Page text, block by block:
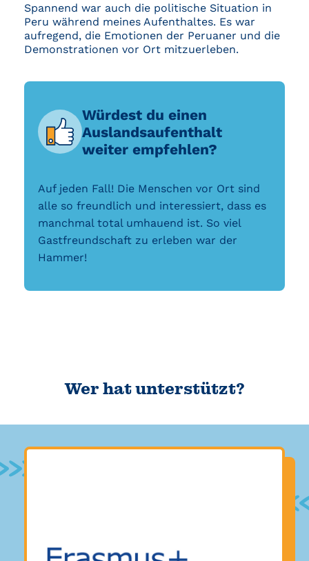
Spannend war auch die politische Situation in
Peru während meines Aufenthaltes. Es war
aufregend, die Emotionen der Peruaner und die
Demonstrationen vor Ort mitzuerleben.
Würdest du einen
Auslandsaufenthalt
weiter empfehlen?
Auf jeden Fall! Die Menschen vor Ort sind
alle so freundlich und interessiert, dass es
manchmal total umhauend ist. So viel
Gastfreundschaft zu erleben war der
Hammer!
Wer hat unterstützt?